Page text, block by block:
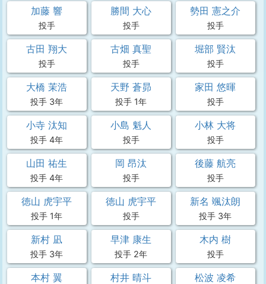
加藤 響
投手
勝間 大心
投手
勢田 憲之介
投手
古田 翔大
投手
古畑 真聖
投手
堀部 賢汰
投手
大橋 茉浩
投手 3年
天野 蒼昴
投手 1年
家田 悠暉
投手
小寺 汰知
投手 4年
小島 魁人
投手
小林 大将
投手
山田 祐生
投手 4年
岡 昂汰
投手
後藤 航亮
投手
徳山 虎宇平
投手 1年
徳山 虎宇平
投手
新名 颯汰朗
投手 3年
新村 凪
投手 3年
早津 康生
投手 2年
木内 樹
投手
本村 翼 村井 晴斗 松波 凌希